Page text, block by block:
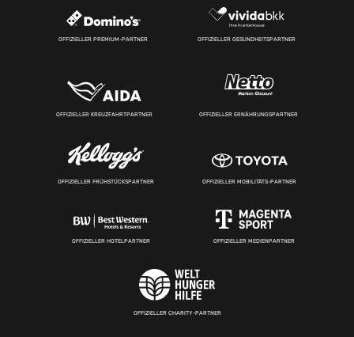
OFFIZIELLER PREMIUM-PARTNER OFFIZIELLER GESUNDHEITSPARTNER
OFFIZIELLER KREUZFAHRTPARTNER OFFIZIELLER ERNÄHRUNGSPARTNER
OFFIZIELLER FRÜHSTÜCKSPARTNER OFFIZIELLER MOBILITÄTS-PARTNER
OFFIZIELLER HOTELPARTNER OFFIZIELLER MEDIENPARTNER
OFFIZIELLER CHARITY-PARTNER